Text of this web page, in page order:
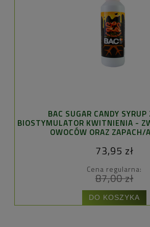
BAC SUGAR CANDY
BIOSTYMULATOR KWITNIENIA -
OWOCÓW ORAZ ZAPACH/
73,95 zł
Cena regularna:
87,00 zł
DO KOSZYKA